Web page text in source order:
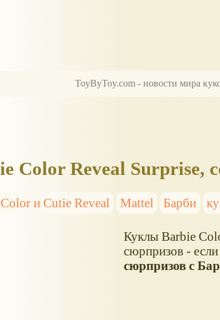
ToyByToy.com - новости мира
Color Reveal Surprise,
и Cutie Reveal Mattel Барби
Куклы Barbie
сюрпризов -
сюрпризов с